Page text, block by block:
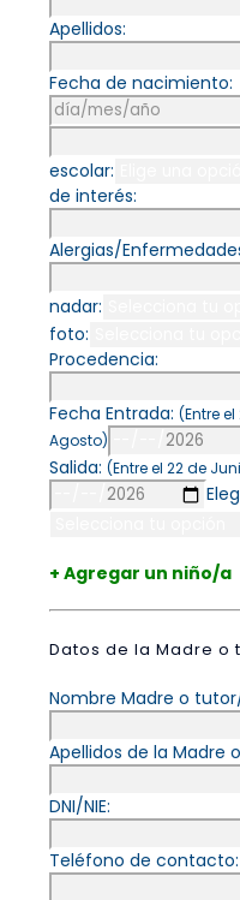
Apellidos:
Fecha de nacimiento:
escolar:
de interés:
Alergias/
nadar:
foto:
Procedencia:
Fecha Entrada: (Entre
Agosto)
Salida: (Entre el 22 de
+ Agregar un niño/a
Datos de la Madre o
Nombre Madre o
Apellidos de la Madre
DNI/NIE:
Teléfono de contacto: